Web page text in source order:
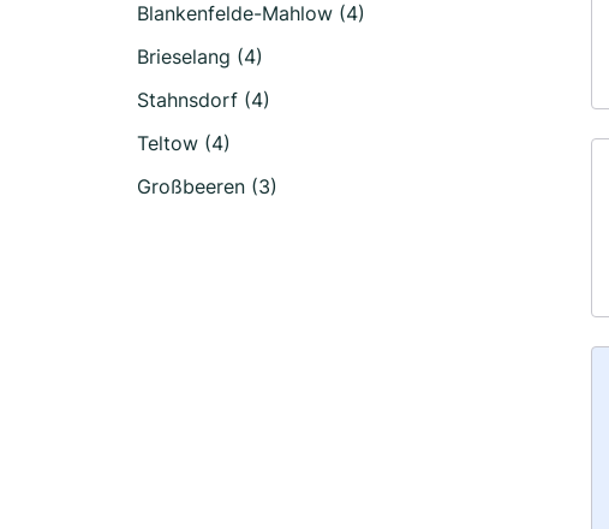
Blankenfelde-Mahlow (4)
Brieselang (4)
Stahnsdorf (4)
Teltow (4)
Großbeeren (3)